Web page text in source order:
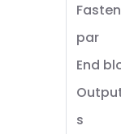
par
End
s